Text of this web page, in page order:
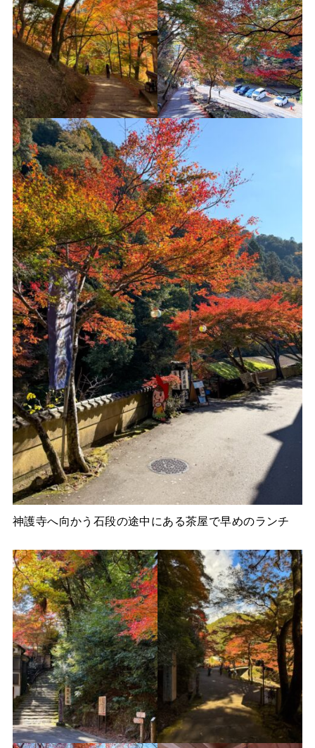
神護寺へ向かう石段の途中にある茶屋で早めのランチ